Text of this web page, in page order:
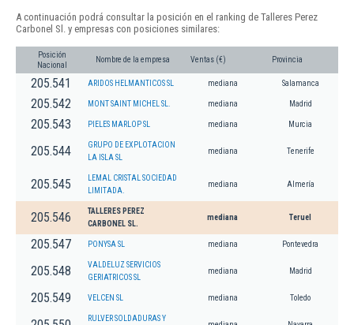
A continuación podrá consultar la posición en el ranking de Talleres Perez
Carbonel Sl. y empresas con posiciones similares:
Posición
Nacional
Nombre de la empresa Ventas (€) Provincia
205.541 ARIDOS HELMANTICOS SL mediana Salamanca
205.542 MONT SAINT MICHEL SL. mediana Madrid
205.543 PIELES MARLOP SL mediana Murcia
205.544
GRUPO DE EXPLOTACION
LA ISLA SL
mediana Tenerife
205.545
LEMAL CRISTAL SOCIEDAD
LIMITADA.
mediana Almería
205.546
TALLERES PEREZ
CARBONEL SL.
mediana Teruel
205.547 PONYSA SL mediana Pontevedra
205.548
VALDELUZ SERVICIOS
GERIATRICOS SL
mediana Madrid
205.549 VELCEN SL mediana Toledo
RULVER SOLDADURAS Y